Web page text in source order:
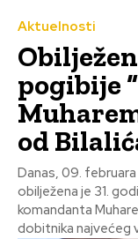
Aktuelnosti
pogibije
od
Danas, 09.
obilježena je 31.
komandanta
dobitnika najvećeg